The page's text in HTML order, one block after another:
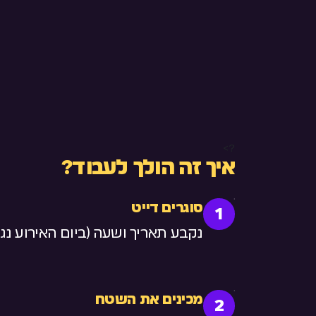
איך זה הולך לעבוד?
1
סוגרים דייט
נקבע תאריך ושעה (ביום האירוע נגיע 45 דקות לפני
2 מכינים את השטח